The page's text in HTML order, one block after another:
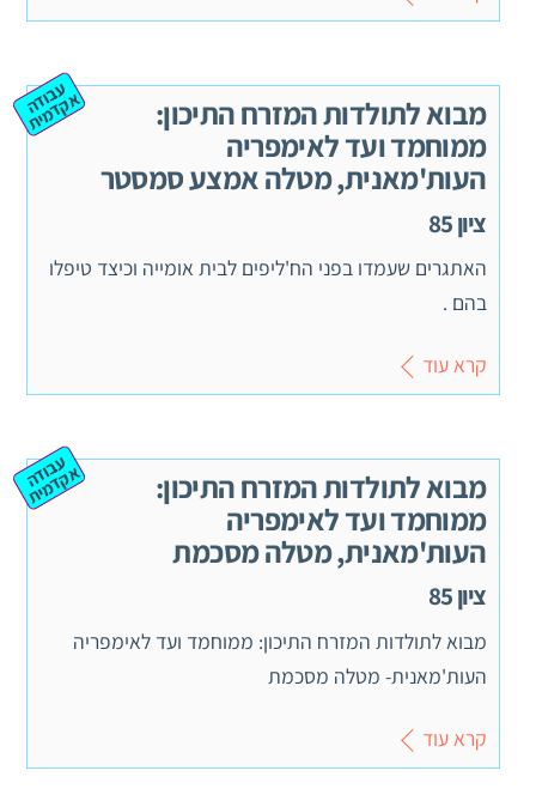
מבוא לתולדות המזרח התיכון:
ממוחמד ועד לאימפריה
העות'מאנית, מטלה אמצע סמסטר
ציון 85
ע
ב
וד
ה
א
ק
ד
מ
ית
האתגרים שעמדו בפני הח'ליפים לבית אומייה וכיצד טיפלו
בהם .
קרא עוד
מבוא לתולדות המזרח התיכון:
ממוחמד ועד לאימפריה
העות'מאנית, מטלה מסכמת
ציון 85
ע
ב
וד
ה
א
ק
ד
מ
ית
מבוא לתולדות המזרח התיכון: ממוחמד ועד לאימפריה
העות'מאנית- מטלה מסכמת
קרא עוד